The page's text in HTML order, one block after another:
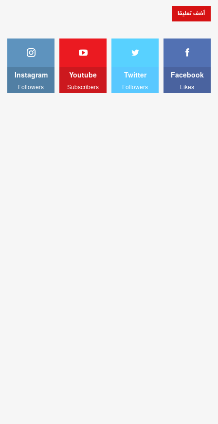
Facebook
Likes
Twitter
Followers
Youtube
Subscribers
Instagram
Followers